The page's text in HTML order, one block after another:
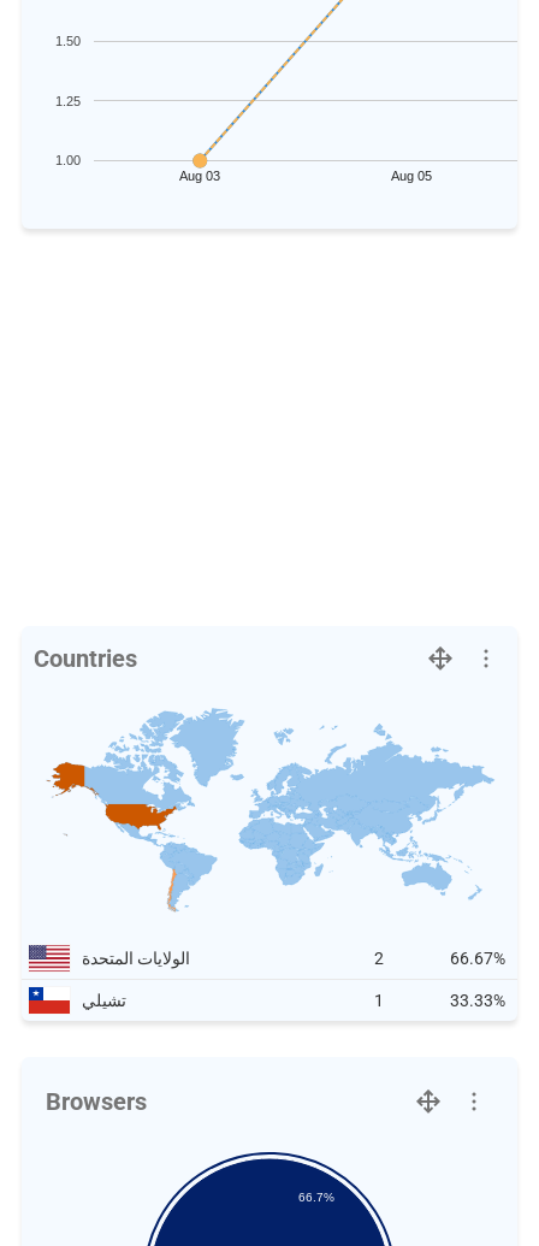
Aug 03 Aug 05
1.00
1.25
1.50
Countries
الولايات المتحدة 2 66.67%
تشيلي 1 33.33%
Browsers
66.7%